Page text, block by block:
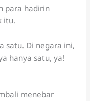
para hadirin
itu.
satu. Di negara ini,
hanya satu, ya!
menebar